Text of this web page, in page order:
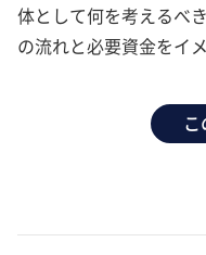
体として何を考えるべ
の流れと必要資金をイ